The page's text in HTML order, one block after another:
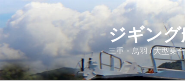
ン
テ
ン
ツ
へ
ス
ジギン
三重・鳥羽 / 大型乗